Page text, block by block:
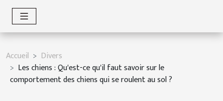
Accueil
Divers
Les chiens : Qu'est-ce qu'il faut savoir sur le
comportement des chiens qui se roulent au sol ?